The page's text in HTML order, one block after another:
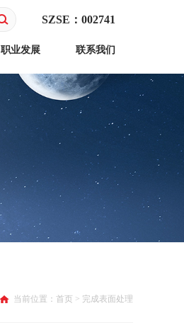
职业发展 联系我们
SZSE：002741
当前位置： 首页 > 完成表面处理